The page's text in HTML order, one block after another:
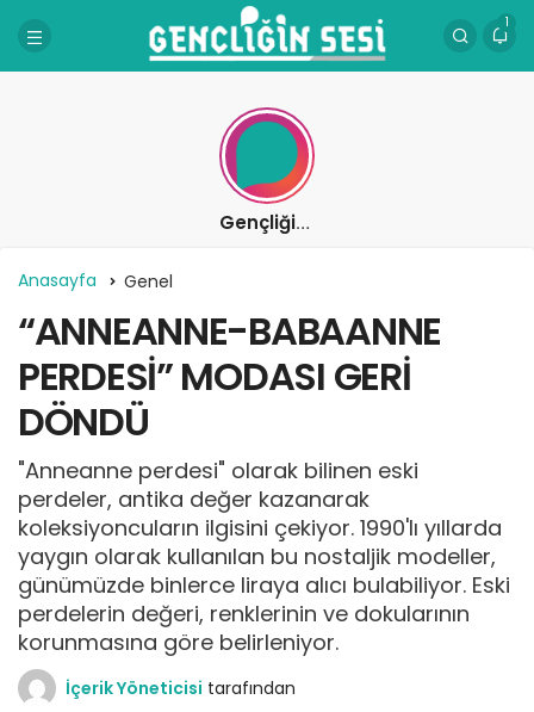
1
Gençliğin Sesi
Anasayfa Genel
“ANNEANNE-BABAANNE
PERDESİ” MODASI GERİ
DÖNDÜ
"Anneanne perdesi" olarak bilinen eski
perdeler, antika değer kazanarak
koleksiyoncuların ilgisini çekiyor. 1990'lı yıllarda
yaygın olarak kullanılan bu nostaljik modeller,
günümüzde binlerce liraya alıcı bulabiliyor. Eski
perdelerin değeri, renklerinin ve dokularının
korunmasına göre belirleniyor.
İçerik Yöneticisi tarafından